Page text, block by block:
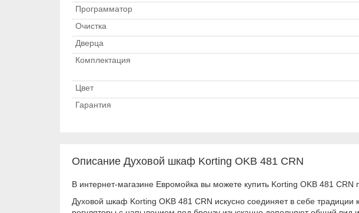
Программатор
Очистка
Дверца
Комплектация
Цвет
Гарантия
Описание Духовой шкаф Korting OKB 481 CRN
В интернет-магазине Евромойка вы можете купить Korting OKB 481 CRN
Духовой шкаф Korting OKB 481 CRN искусно соединяет в себе